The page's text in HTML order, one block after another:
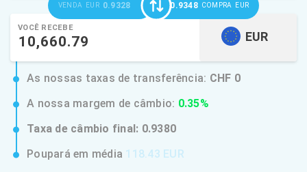
VENDA EUR 0.9328 0.9348 COMPRA EUR
VOCÊ RECEBE
EUR
As nossas taxas de transferência: CHF 0
A nossa margem de câmbio: 0.35%
Taxa de câmbio final: 0.9380
Poupará em média 118.43 EUR